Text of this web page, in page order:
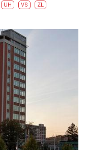
UH VS ZL